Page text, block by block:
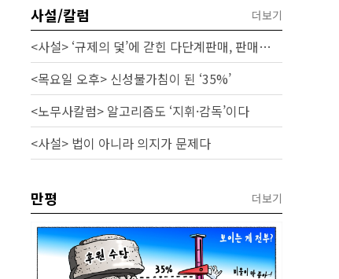
사설/칼럼 더보기
<사설> ‘규제의 덫’에 갇힌 다단계판매, 판매원 보호 시급하다
<목요일 오후> 신성불가침이 된 ‘35%’
<노무사칼럼> 알고리즘도 ‘지휘·감독’이다
<사설> 법이 아니라 의지가 문제다
만평 더보기